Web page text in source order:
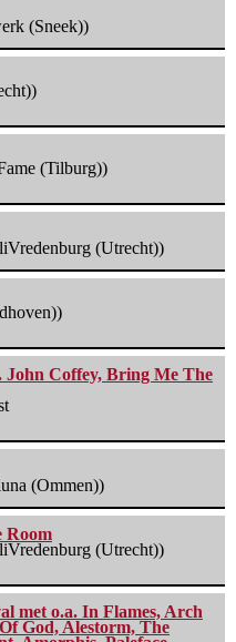
(Sneek))
(Tilburg))
(Utrecht))
John Coffey, Bring Me The
(Ommen))
Room
(Utrecht))
met o.a. In Flames, Arch
God, Alestorm, The